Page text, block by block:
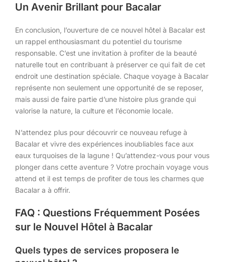
Un Avenir Brillant pour Bacalar
En conclusion, l’ouverture de ce nouvel hôtel à Bacalar est
un rappel enthousiasmant du potentiel du tourisme
responsable. C’est une invitation à profiter de la beauté
naturelle tout en contribuant à préserver ce qui fait de cet
endroit une destination spéciale. Chaque voyage à Bacalar
représente non seulement une opportunité de se reposer,
mais aussi de faire partie d’une histoire plus grande qui
valorise la nature, la culture et l’économie locale.
N’attendez plus pour découvrir ce nouveau refuge à
Bacalar et vivre des expériences inoubliables face aux
eaux turquoises de la lagune ! Qu’attendez-vous pour vous
plonger dans cette aventure ? Votre prochain voyage vous
attend et il est temps de profiter de tous les charmes que
Bacalar a à offrir.
FAQ : Questions Fréquemment Posées
sur le Nouvel Hôtel à Bacalar
Quels types de services proposera le